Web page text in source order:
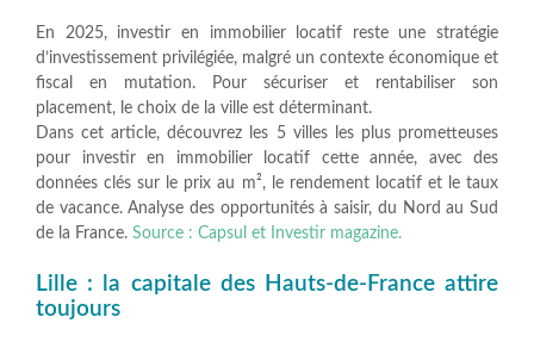
En 2025, investir en immobilier locatif reste une stratégie
d’investissement privilégiée, malgré un contexte économique et
fiscal en mutation. Pour sécuriser et rentabiliser son
placement, le choix de la ville est déterminant.
Dans cet article, découvrez les 5 villes les plus prometteuses
pour investir en immobilier locatif cette année, avec des
données clés sur le prix au m², le rendement locatif et le taux
de vacance. Analyse des opportunités à saisir, du Nord au Sud
de la France. Source : Capsul et Investir magazine.
Lille : la capitale des Hauts-de-France attire
toujours